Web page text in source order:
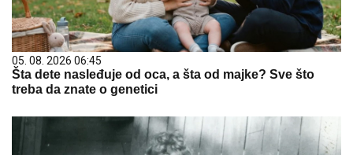
05. 08. 2026 06:45
Šta dete nasleđuje od oca, a šta od majke? Sve što
treba da znate o genetici